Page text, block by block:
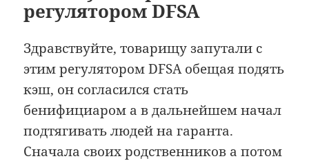
регулятором DFSA
Здравствуйте, товарищу запутали с
этим регулятором DFSA обещая подять
кэш, он согласился стать
бенифициаром а в дальнейшем начал
подтягивать людей на гаранта.
Сначала своих родственников а потом